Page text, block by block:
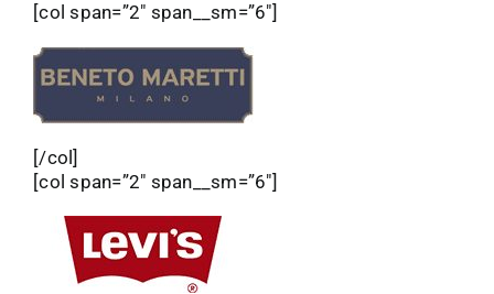
[col span=”2″ span__sm=”6″]
[/col]
[col span=”2″ span__sm=”6″]